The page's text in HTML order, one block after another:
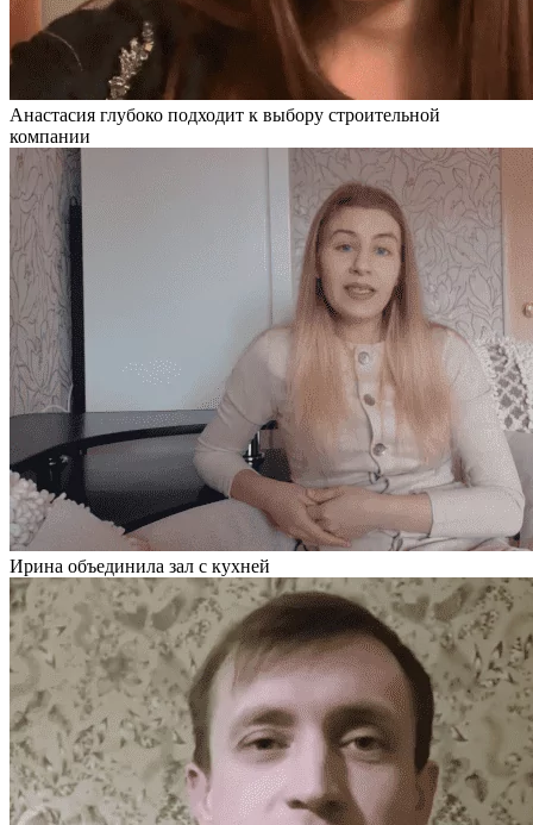
Анастасия глубоко подходит к выбору строительной
компании
Ирина объединила зал с кухней